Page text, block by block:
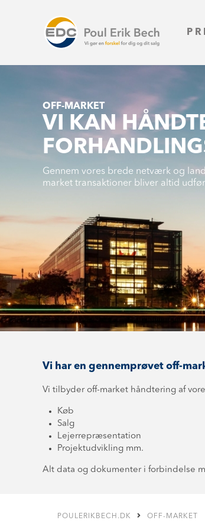
OFF-MARKET
VI KAN
Gennem vores brede netværk og
market transaktioner bliver altid
Vi har en gennemprøvet off-
Vi tilbyder off-market håndtering af
Køb
Salg
Lejerrepræsentation
Projektudvikling mm.
Alt data og dokumenter i forbindelse
POULERIKBECH.DK OFF-MARKET